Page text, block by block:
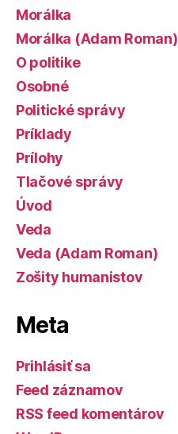
Morálka
Morálka (Adam Roman)
O politike
Osobné
Politické správy
Príklady
Prílohy
Tlačové správy
Úvod
Veda
Veda (Adam Roman)
Zošity humanistov
Meta
Prihlásiť sa
Feed záznamov
RSS feed komentárov